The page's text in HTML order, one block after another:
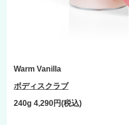
Warm Vanilla
ボディスクラブ
240g 4,290円(税込)